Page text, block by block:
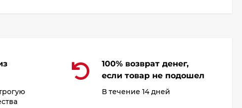
100% возврат денег,
если товар не подошел
В течение 14 дней